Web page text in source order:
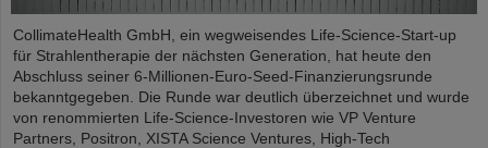
CollimateHealth GmbH, ein wegweisendes Life-Science-Start-up
für Strahlentherapie der nächsten Generation, hat heute den
Abschluss seiner 6-Millionen-Euro-Seed-Finanzierungsrunde
bekanntgegeben. Die Runde war deutlich überzeichnet und wurde
von renommierten Life-Science-Investoren wie VP Venture
Partners, Positron, XISTA Science Ventures, High-Tech